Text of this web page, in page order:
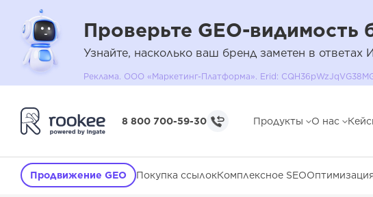
Проверьте GEO-видимость
Узнайте, насколько ваш бренд заметен в
Реклама. ООО «Маркетинг-Платформа». Erid:
8 800 700-59-30 Продукты О нас
Продвижение GEO Покупка ссылокКомплексное SEO